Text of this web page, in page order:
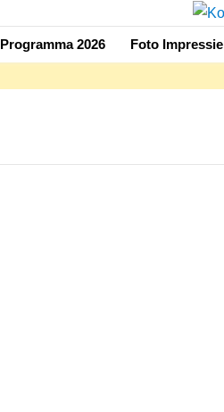
Programma 2026 Foto Impressie